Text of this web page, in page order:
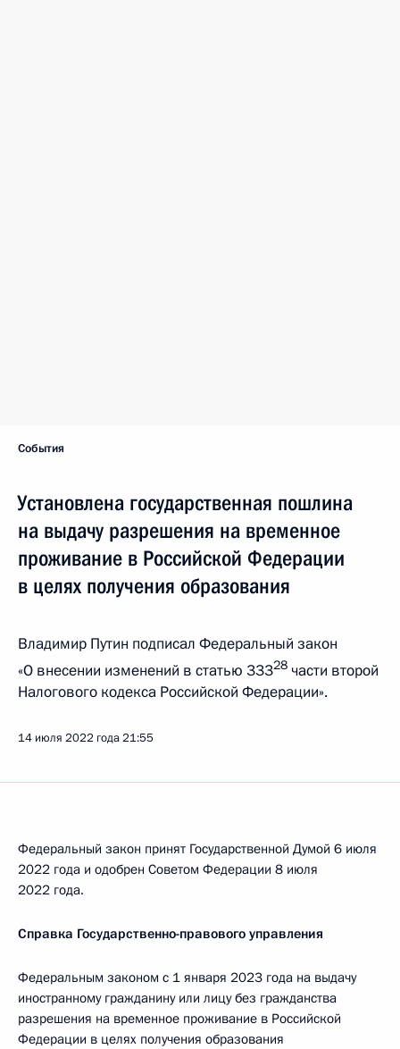
События
Установлена государственная пошлина
на выдачу разрешения на временное
проживание в Российской Федерации
в целях получения образования
Владимир Путин подписал Федеральный закон
«О внесении изменений в статью 33328 части второй
Налогового кодекса Российской Федерации».
14 июля 2022 года21:55
Федеральный закон принят Государственной Думой 6 июля
2022 года и одобрен Советом Федерации 8 июля
2022 года.
Справка Государственно-правового управления
Федеральным законом с 1 января 2023 года на выдачу
иностранному гражданину или лицу без гражданства
разрешения на временное проживание в Российской
Федерации в целях получения образования